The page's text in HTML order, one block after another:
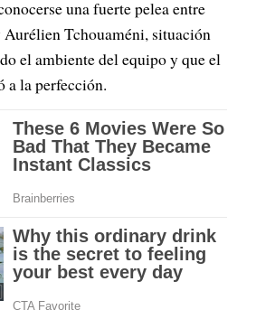
una fuerte pelea entre
Tchouaméni, situación
el ambiente del equipo y que el
a la perfección.